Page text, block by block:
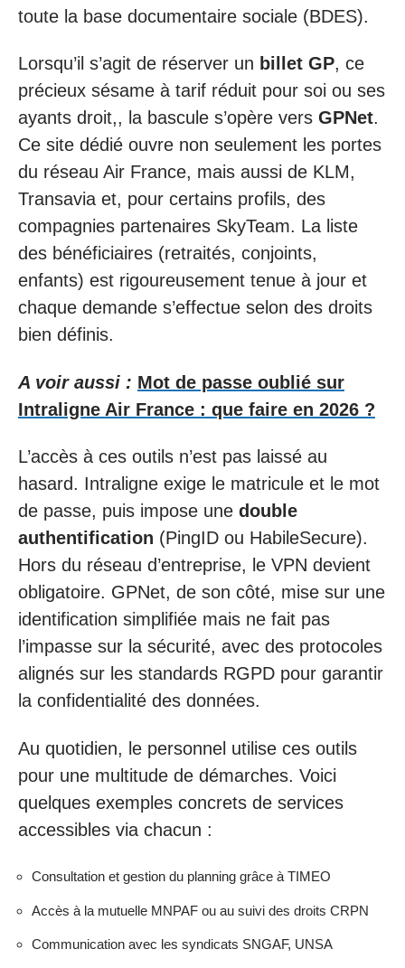
toute la base documentaire sociale (BDES).
Lorsqu’il s’agit de réserver un billet GP, ce
précieux sésame à tarif réduit pour soi ou ses
ayants droit,, la bascule s’opère vers GPNet.
Ce site dédié ouvre non seulement les portes
du réseau Air France, mais aussi de KLM,
Transavia et, pour certains profils, des
compagnies partenaires SkyTeam. La liste
des bénéficiaires (retraités, conjoints,
enfants) est rigoureusement tenue à jour et
chaque demande s’effectue selon des droits
bien définis.
A voir aussi : Mot de passe oublié sur
Intraligne Air France : que faire en 2026 ?
L’accès à ces outils n’est pas laissé au
hasard. Intraligne exige le matricule et le mot
de passe, puis impose une double
authentification (PingID ou HabileSecure).
Hors du réseau d’entreprise, le VPN devient
obligatoire. GPNet, de son côté, mise sur une
identification simplifiée mais ne fait pas
l’impasse sur la sécurité, avec des protocoles
alignés sur les standards RGPD pour garantir
la confidentialité des données.
Au quotidien, le personnel utilise ces outils
pour une multitude de démarches. Voici
quelques exemples concrets de services
accessibles via chacun :
Consultation et gestion du planning grâce à TIMEO
Accès à la mutuelle MNPAF ou au suivi des droits CRPN
Communication avec les syndicats SNGAF, UNSA